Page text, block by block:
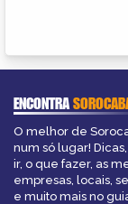
ENCONTRA
O melhor de
num só lugar!
ir, o que fazer, as
empresas, locais,
e muito mais no